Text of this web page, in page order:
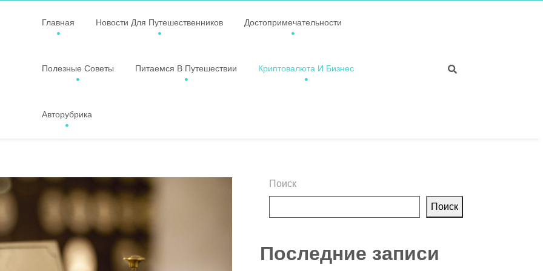
Главная Новости Для Путешественников Достопримечательности
Полезные Советы Питаемся В Путешествии Криптовалюта И Бизнес
Авторубрика
Поиск
Поиск
Последние записи